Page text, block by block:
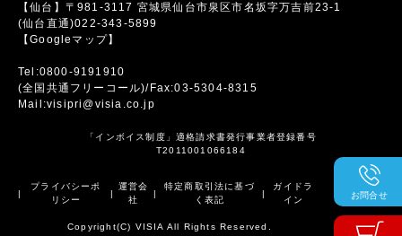
お問合せ
【仙台】〒981-3117 宮城県仙台市泉区市名坂字万吉前23-1
(仙台直通)022-343-5899
【Googleマップ】
Tel:0800-9191910
(全国共通フリーコール)/Fax:03-5304-8315
Mail:visipri@visia.co.jp
「インボイス制度」適格請求書発行事業者登録番号
T2011001066184
|
プライバシーポ
リシー
|
運営会
社
|
特定商取引法に基づ
く表記
|
ガイドラ
イン
Copyright(C) VISIA All Rights Reserved.